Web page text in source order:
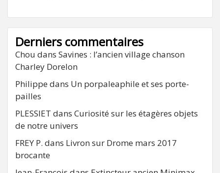
Derniers commentaires
Chou dans Savines : l’ancien village chanson
Charley Dorelon
Philippe dans Un porpaleaphile et ses porte-
pailles
PLESSIET dans Curiosité sur les étagères objets
de notre univers
FREY P. dans Livron sur Drome mars 2017
brocante